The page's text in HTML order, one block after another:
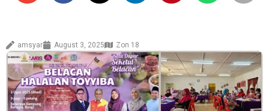
amsyar August 3, 2025 Zon 18